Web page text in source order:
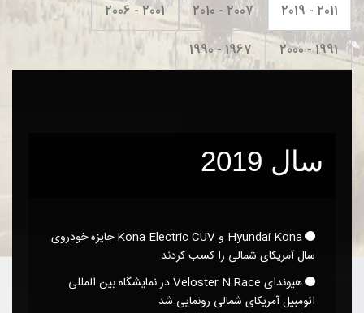
2011 - 2019
2007 - 2010
2001 - 2006
1991 - 2000
1967 - 1990
سال 2019
Hyundai Kona و Kona Electric CUV جایزه خودروی
سال آمریکای شمالی را کسب کردند
هیوندای Veloster N Race در نمایشگاه بین المللی
اتومبیل آمریکای شمالی رونمایی شد